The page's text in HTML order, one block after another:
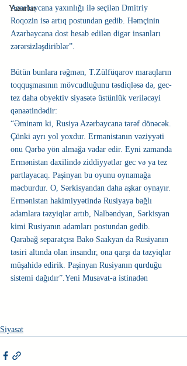
Yazarlar
Azərbaycana yaxınlığı ilə seçilən Dmitriy
Roqozin isə artıq postundan gedib. Həmçinin
Azərbaycana dost hesab edilən digər insanları
zərərsizləşdiriblər”.
Bütün bunlara rəğmən, T.Zülfüqarov maraqların
toqquşmasının mövcudluğunu təsdiqləsə də, gec-
tez daha obyektiv siyasətə üstünlük veriləcəyi
qənaətindədir:
“Əminəm ki, Rusiya Azərbaycana tərəf dönəcək.
Çünki ayrı yol yoxdur. Ermənistanın vəziyyəti
onu Qərbə yön almağa vadar edir. Eyni zamanda
Ermənistan daxilində ziddiyyətlər gec və ya tez
partlayacaq. Paşinyan bu oyunu oynamağa
məcburdur. O, Sərkisyandan daha aşkar oynayır.
Ermənistan hakimiyyətində Rusiyaya bağlı
adamlara təzyiqlər artıb, Nalbəndyan, Sərkisyan
kimi Rusiyanın adamları postundan gedib.
Qarabağ separatçısı Bako Saakyan da Rusiyanın
təsiri altında olan insandır, ona qarşı da təzyiqlər
müşahidə edirik. Paşinyan Rusiyanın qurduğu
sistemi dağıdır”.Yeni Musavat-a istinadən
Siyasət